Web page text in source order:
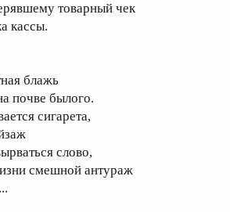
товарный чек
кассы.
блажь
почве былого.
сигарета,
слово,
смешной антураж